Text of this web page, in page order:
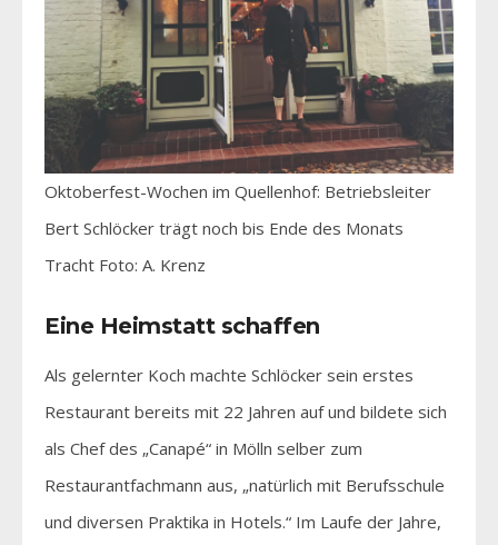
Oktoberfest-Wochen im Quellenhof: Betriebsleiter
Bert Schlöcker trägt noch bis Ende des Monats
Tracht Foto: A. Krenz
Eine Heimstatt schaffen
Als gelernter Koch machte Schlöcker sein erstes
Restaurant bereits mit 22 Jahren auf und bildete sich
als Chef des „Canapé“ in Mölln selber zum
Restaurantfachmann aus, „natürlich mit Berufsschule
und diversen Praktika in Hotels.“ Im Laufe der Jahre,